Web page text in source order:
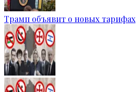
Трамп объявит о новых тарифах